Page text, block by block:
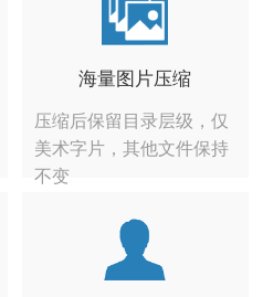
海量图片压缩
压缩后保留目录层级，仅
美术字片，其他文件保持
不变